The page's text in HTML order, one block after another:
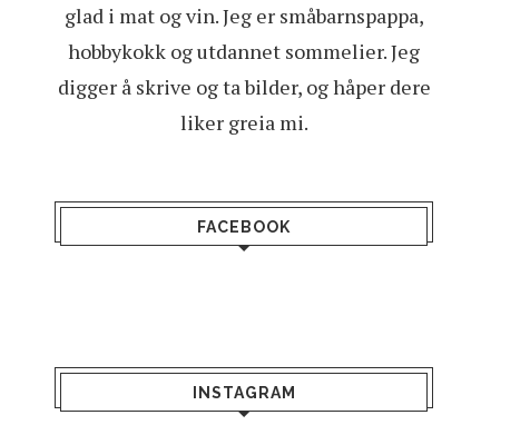
glad i mat og vin. Jeg er småbarnspappa,
hobbykokk og utdannet sommelier. Jeg
digger å skrive og ta bilder, og håper dere
liker greia mi.
FACEBOOK
INSTAGRAM